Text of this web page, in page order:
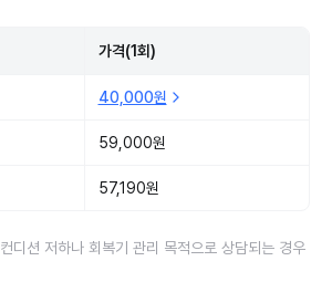
가격(1회)
40,000원
59,000원
57,190원
디션 저하나 회복기 관리 목적으로 상담되는 경우